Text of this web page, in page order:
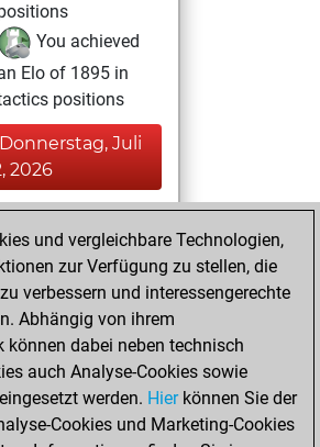
You achieved
Elo of 1895 in
positions
Donnerstag, Juli
2026
You played 7
games
Play
You scored +4
-3 in blitz
Mittwoch, Mai 27,
You played 6
und vergleichbare Technologien,
zur Verfügung zu stellen, die
verbessern und interessengerechte
Abhängig von ihrem
können dabei neben technisch
auch Analyse-Cookies sowie
werden. Hierkönnen Sie der
Cookies und Marketing-Cookies